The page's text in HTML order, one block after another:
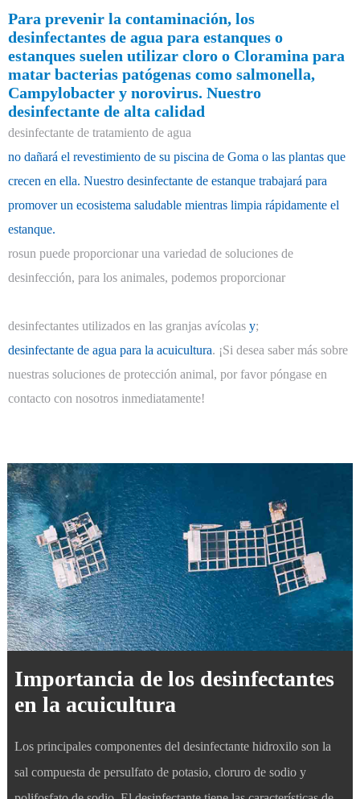
Para prevenir la contaminación, los
desinfectantes de agua para estanques o
estanques suelen utilizar cloro o Cloramina para
matar bacterias patógenas como salmonella,
Campylobacter y norovirus. Nuestro
desinfectante de alta calidad
desinfectante de tratamiento de agua
no dañará el revestimiento de su piscina de Goma o las plantas que
crecen en ella. Nuestro desinfectante de estanque trabajará para
promover un ecosistema saludable mientras limpia rápidamente el
estanque.
rosun puede proporcionar una variedad de soluciones de
desinfección, para los animales, podemos proporcionar
desinfectantes utilizados en las granjas avícolas y;
desinfectante de agua para la acuicultura. ¡Si desea saber más sobre
nuestras soluciones de protección animal, por favor póngase en
contacto con nosotros inmediatamente!
Importancia de los desinfectantes
en la acuicultura
Los principales componentes del desinfectante hidroxilo son la
sal compuesta de persulfato de potasio, cloruro de sodio y